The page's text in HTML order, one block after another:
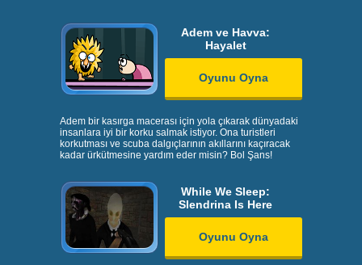
Adem ve Havva:
Hayalet
Oyunu Oyna
Adem bir kasırga macerası için yola çıkarak dünyadaki
insanlara iyi bir korku salmak istiyor. Ona turistleri
korkutması ve scuba dalgıçlarının akıllarını kaçıracak
kadar ürkütmesine yardım eder misin? Bol Şans!
While We Sleep:
Slendrina Is Here
Oyunu Oyna